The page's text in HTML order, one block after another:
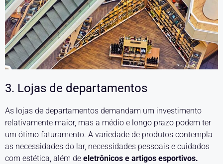
3. Lojas de departamentos
As lojas de departamentos demandam um investimento
relativamente maior, mas a médio e longo prazo podem ter
um ótimo faturamento. A variedade de produtos contempla
as necessidades do lar, necessidades pessoais e cuidados
com estética, além de eletrônicos e artigos esportivos.